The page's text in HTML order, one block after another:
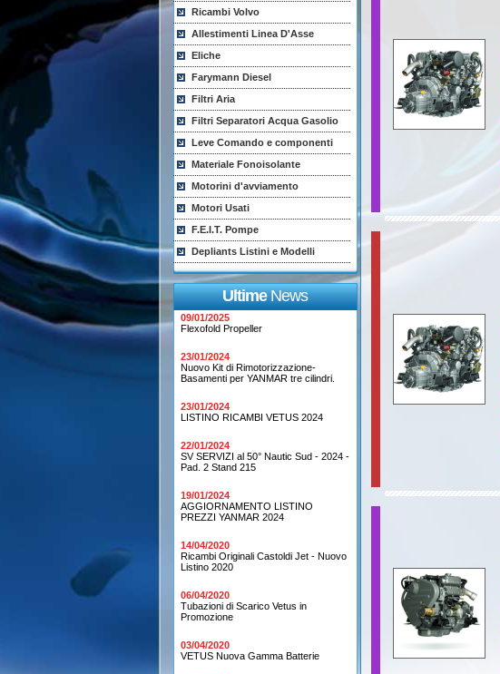
Ricambi Volvo
Allestimenti Linea D'Asse
Eliche
Farymann Diesel
Filtri Aria
Filtri Separatori Acqua Gasolio
Leve Comando e componenti
Materiale Fonoisolante
Motorini d'avviamento
Motori Usati
F.E.I.T. Pompe
Depliants Listini e Modelli
UltimeNews
09/01/2025
Flexofold Propeller
23/01/2024
Nuovo Kit di Rimotorizzazione-
Basamenti per YANMAR tre cilindri.
23/01/2024
LISTINO RICAMBI VETUS 2024
22/01/2024
SV SERVIZI al 50° Nautic Sud - 2024 -
Pad. 2 Stand 215
19/01/2024
AGGIORNAMENTO LISTINO
PREZZI YANMAR 2024
14/04/2020
Ricambi Originali Castoldi Jet - Nuovo
Listino 2020
06/04/2020
Tubazioni di Scarico Vetus in
Promozione
03/04/2020
VETUS Nuova Gamma Batterie